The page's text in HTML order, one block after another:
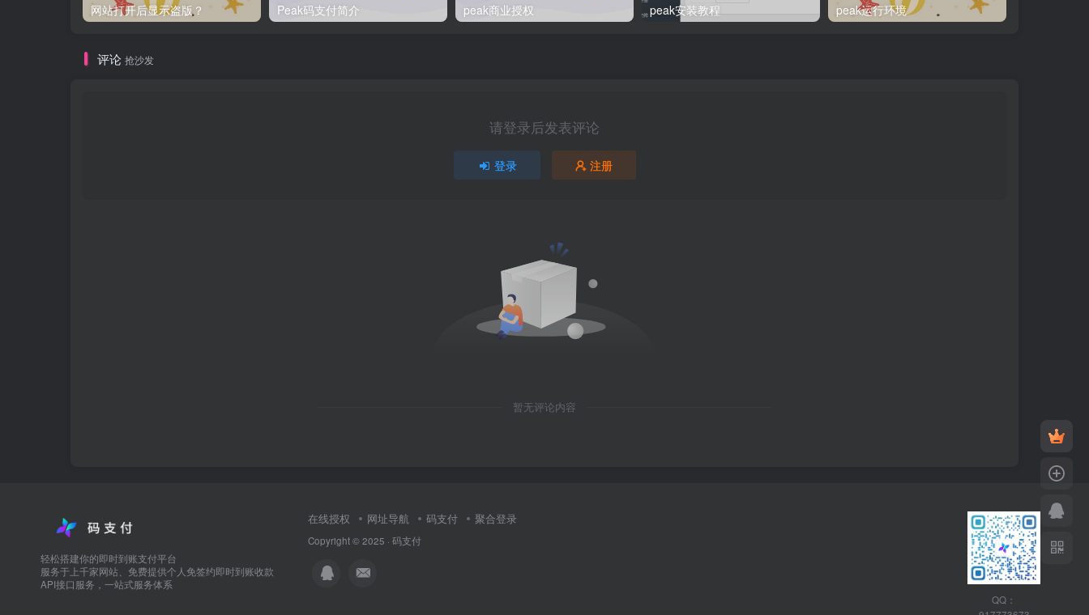
网站打开后显示盗版？ Peak码支付简介 peak商业授权 peak安装教程 peak运行环境
评论 抢沙发
请登录后发表评论
登录 注册
暂无评论内容
轻松搭建你的即时到账支付平台
服务于上千家网站、免费提供个人免签约即时到账收款
API接口服务，一站式服务体系
在线授权 网址导航 码支付 聚合登录
Copyright © 2025 · 码支付
QQ：